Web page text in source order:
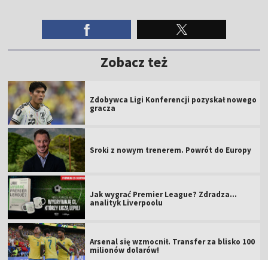
Zobacz też
Zdobywca Ligi Konferencji pozyskał nowego
gracza
Sroki z nowym trenerem. Powrót do Europy
Jak wygrać Premier League? Zdradza...
analityk Liverpoolu
Arsenal się wzmocnił. Transfer za blisko 100
milionów dolarów!